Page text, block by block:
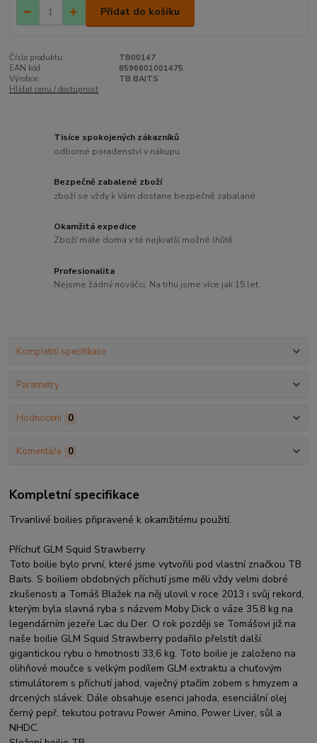
Přidat do košíku
Číslo produktu:
TB00147
EAN kód:
8596601001475
Výrobce:
TB BAITS
Hlídat cenu / dostupnost
Tisíce spokojených zákazníků
odborné poradenství v nákupu
Bezpečně zabalené zboží
zboží se vždy k Vám dostane bezpečně zabalané
Okamžitá expedice
Zboží máte doma v té nejkratší možné lhůtě
Profesionalita
Nejsme žádný nováčci. Na trhu jsme více jak 15 let.
Kompletní specifikace
Parametry
Hodnocení 0
Komentáře 0
Kompletní specifikace
Trvanlivé boilies připravené k okamžitému použití.
Příchuť GLM Squid Strawberry
Toto boilie bylo první, které jsme vytvořili pod vlastní značkou TB
Baits. S boiliem obdobných příchutí jsme měli vždy velmi dobré
zkušenosti a Tomáš Blažek na něj ulovil v roce 2013 i svůj rekord,
kterým byla slavná ryba s názvem Moby Dick o váze 35,8 kg na
legendárním jezeře Lac du Der. O rok později se Tomášovi již na
naše boilie GLM Squid Strawberry podařilo přelstít další
gigantickou rybu o hmotnosti 33,6 kg. Toto boilie je založeno na
olihňové moučce s velkým podílem GLM extraktu a chuťovým
stimulátorem s příchutí jahod, vaječný ptačím zobem s hmyzem a
drcených slávek. Dále obsahuje esenci jahoda, esenciální olej
černý pepř, tekutou potravu Power Amino, Power Liver, sůl a
NHDC.